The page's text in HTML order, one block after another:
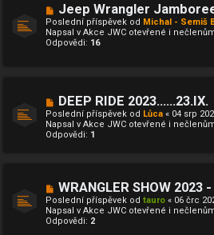
v
e
k
o
v
ý
p
ě
v
e
k
Jeep Wrangler
Poslední příspěvek od Michal - Semiš
Napsal v Akce JWC otevřené i
Odpovědi: 16
N
o
v
ý
p
p
ě
v
e
k
DEEP RIDE 2023......23.IX.
Poslední příspěvek od Lůca « 04 srp
Napsal v Akce JWC otevřené i
Odpovědi: 1
N
o
v
ý
p
WRANGLER SHOW 2023
Poslední příspěvek od tauro « 06 črc
Napsal v Akce JWC otevřené i
Odpovědi: 2